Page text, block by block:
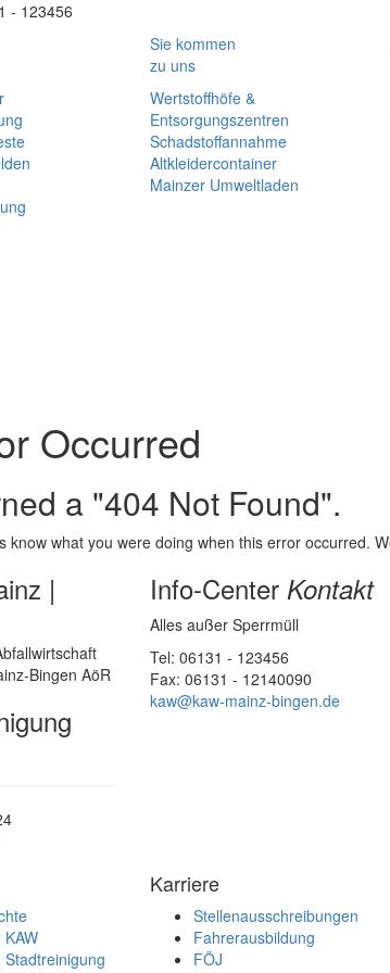
- 123456
Sie kommen
zu uns
Wertstoffhöfe &
Entsorgungszentren
Schadstoffannahme
Altkleidercontainer
Mainzer Umweltladen
Occurred
a "404 Not Found".
know what you were doing when this error occurred.
|
Bingen AöR
Info-Center Kontakt
Alles außer Sperrmüll
Tel: 06131 - 123456
Fax: 06131 - 12140090
kaw@kaw-mainz-bingen.de
Stadtreinigung
Karriere
Stellenausschreibungen
Fahrerausbildung
FÖJ